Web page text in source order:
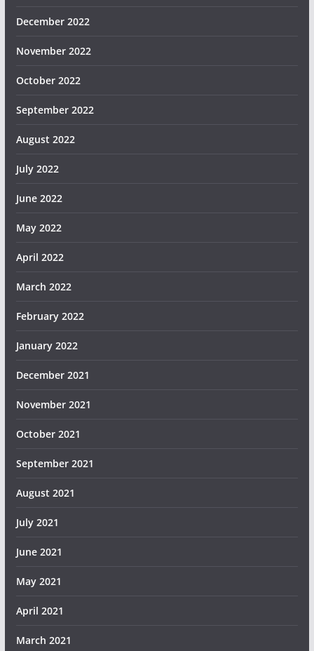
December 2022
November 2022
October 2022
September 2022
August 2022
July 2022
June 2022
May 2022
April 2022
March 2022
February 2022
January 2022
December 2021
November 2021
October 2021
September 2021
August 2021
July 2021
June 2021
May 2021
April 2021
March 2021